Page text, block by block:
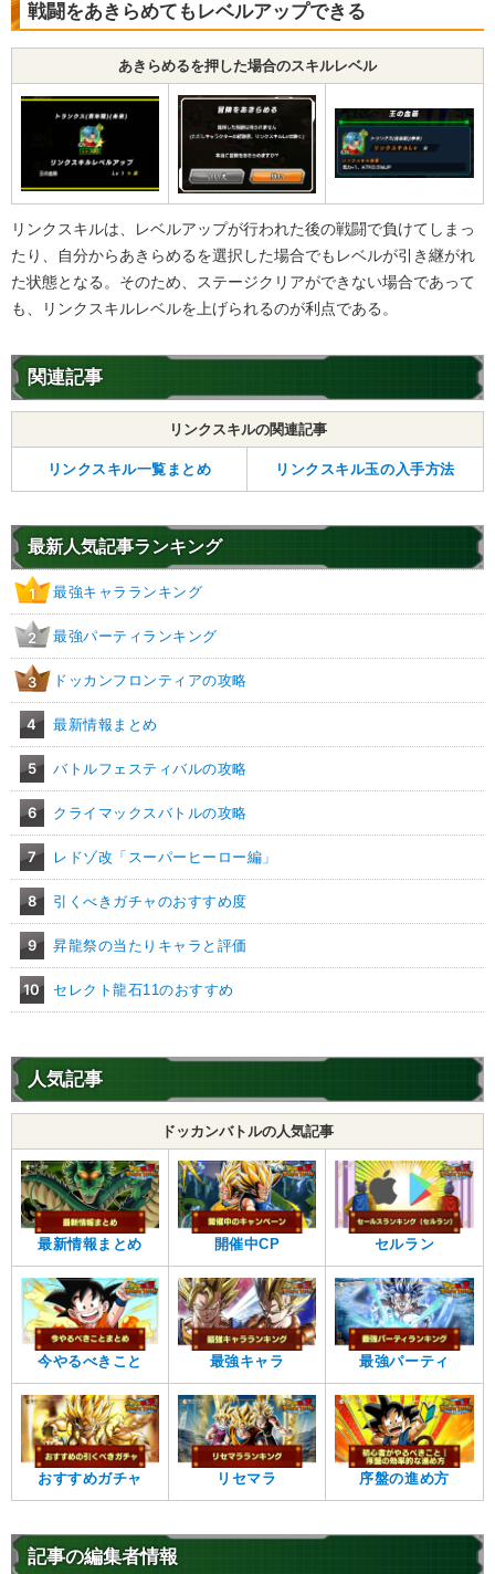
戦闘をあきらめてもレベルアップできる
あきらめるを押した場合のスキルレベル
リンクスキルは、レベルアップが行われた後の戦闘で負けてしまっ
たり、自分からあきらめるを選択した場合でもレベルが引き継がれ
た状態となる。そのため、ステージクリアができない場合であって
も、リンクスキルレベルを上げられるのが利点である。
関連記事
リンクスキルの関連記事
リンクスキル一覧まとめ リンクスキル玉の入手方法
最新人気記事ランキング
1 最強キャラランキング
2 最強パーティランキング
3 ドッカンフロンティアの攻略
4 最新情報まとめ
5 バトルフェスティバルの攻略
6 クライマックスバトルの攻略
7 レドゾ改「スーパーヒーロー編」
8 引くべきガチャのおすすめ度
9 昇龍祭の当たりキャラと評価
10 セレクト龍石11のおすすめ
人気記事
ドッカンバトルの人気記事
最新情報まとめ 開催中CP セルラン
今やるべきこと 最強キャラ 最強パーティ
おすすめガチャ リセマラ 序盤の進め方
記事の編集者情報